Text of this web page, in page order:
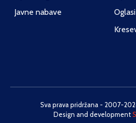
Javne nabave
Sva prava pridržana - 2007-
Design and development